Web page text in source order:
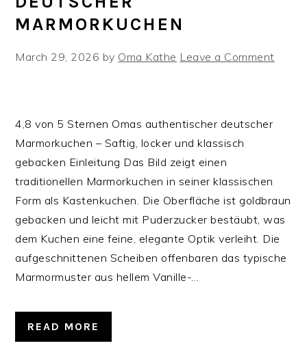
MARMORKUCHEN
March 29, 2026 by Oma Kathe Leave a Comment
4,8 von 5 Sternen Omas authentischer deutscher
Marmorkuchen – Saftig, locker und klassisch
gebacken Einleitung Das Bild zeigt einen
traditionellen Marmorkuchen in seiner klassischen
Form als Kastenkuchen. Die Oberfläche ist goldbraun
gebacken und leicht mit Puderzucker bestäubt, was
dem Kuchen eine feine, elegante Optik verleiht. Die
aufgeschnittenen Scheiben offenbaren das typische
Marmormuster aus hellem Vanille-…
READ MORE